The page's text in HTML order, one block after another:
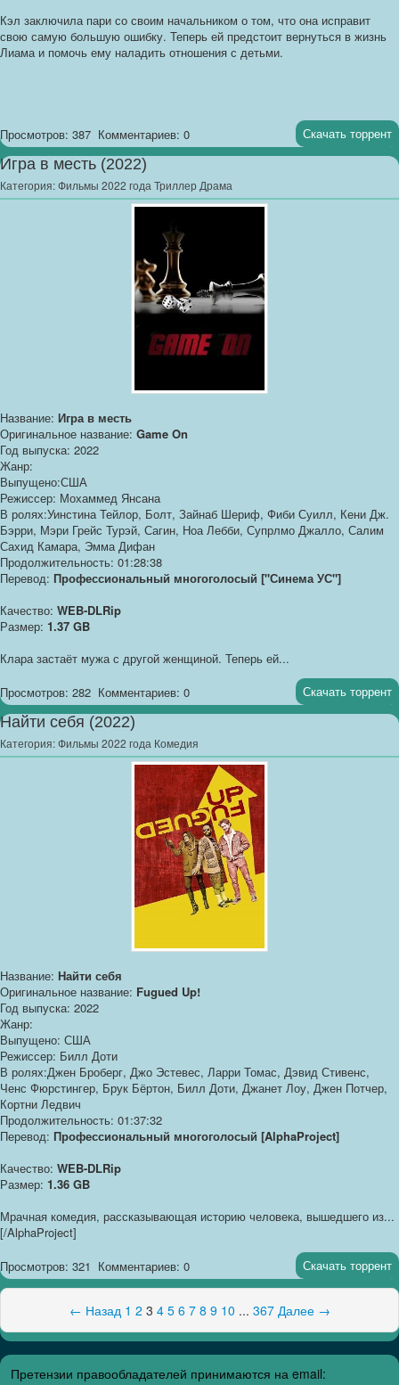
Кэл заключила пари со своим начальником о том, что она исправит
свою самую большую ошибку. Теперь ей предстоит вернуться в жизнь
Лиама и помочь ему наладить отношения с детьми.
Просмотров: 387 Комментариев: 0 Скачать торрент
Игра в месть (2022)
Категория:Фильмы 2022 года Триллер Драма
Название: Игра в месть
Оригинальное название: Game On
Год выпуска: 2022
Жанр:
Выпущено:США
Режиссер: Мохаммед Янсана
В ролях:Уинстина Тейлор, Болт, Зайнаб Шериф, Фиби Суилл, Кени Дж.
Бэрри, Мэри Грейс Турэй, Сагин, Ноа Лебби, Супрлмо Джалло, Салим
Сахид Камара, Эмма Дифан
Продолжительность: 01:28:38
Перевод: Профессиональный многоголосый ["Синема УС"]
Качество: WEB-DLRip
Размер: 1.37 GB
Клара застаёт мужа с другой женщиной. Теперь ей...
Просмотров: 282 Комментариев: 0 Скачать торрент
Найти себя (2022)
Категория:Фильмы 2022 года Комедия
Название: Найти себя
Оригинальное название: Fugued Up!
Год выпуска: 2022
Жанр:
Выпущено: США
Режиссер: Билл Доти
В ролях:Джен Броберг, Джо Эстевес, Ларри Томас, Дэвид Стивенс,
Ченс Фюрстингер, Брук Бёртон, Билл Доти, Джанет Лоу, Джен Потчер,
Кортни Ледвич
Продолжительность: 01:37:32
Перевод: Профессиональный многоголосый [AlphaProject]
Качество: WEB-DLRip
Размер: 1.36 GB
Мрачная комедия, рассказывающая историю человека, вышедшего из...
[/AlphaProject]
Просмотров: 321 Комментариев: 0 Скачать торрент
← Назад 1 2 3 4 5 6 7 8 9 10 ... 367 Далее →
Претензии правообладателей принимаются на email: